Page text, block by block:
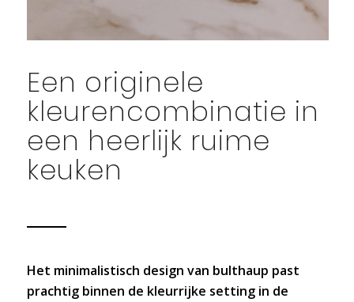
Een originele
kleurencombinatie in
een heerlijk ruime
keuken
Het minimalistisch design van bulthaup past
prachtig binnen de kleurrijke setting in de